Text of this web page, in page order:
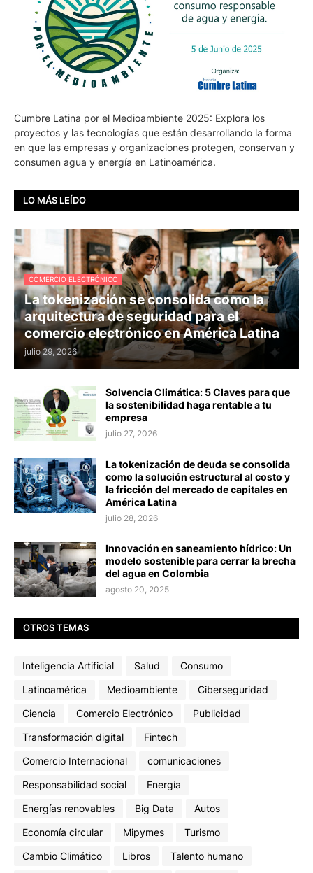
Cumbre Latina por el Medioambiente 2025: Explora los
proyectos y las tecnologías que están desarrollando la forma
en que las empresas y organizaciones protegen, conservan y
consumen agua y energía en Latinoamérica.
LO MÁS LEÍDO
COMERCIO ELECTRÓNICO
La tokenización se consolida como la
arquitectura de seguridad para el
comercio electrónico en América Latina
julio 29, 2026
Solvencia Climática: 5 Claves para que
la sostenibilidad haga rentable a tu
empresa
julio 27, 2026
La tokenización de deuda se consolida
como la solución estructural al costo y
la fricción del mercado de capitales en
América Latina
julio 28, 2026
Innovación en saneamiento hídrico: Un
modelo sostenible para cerrar la brecha
del agua en Colombia
agosto 20, 2025
OTROS TEMAS
Inteligencia Artificial Salud
Consumo
Latinoamérica
Medioambiente
Ciberseguridad
Ciencia
Comercio Electrónico
Publicidad
Transformación digital
Fintech
Comercio Internacional
comunicaciones
Responsabilidad social
Energía
Energías renovables
Big Data
Autos
Economía circular
Mipymes
Turismo
Cambio Climático
Libros
Talento humano